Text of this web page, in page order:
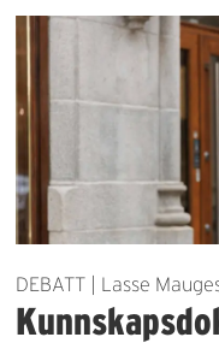
DEBATT | Lasse